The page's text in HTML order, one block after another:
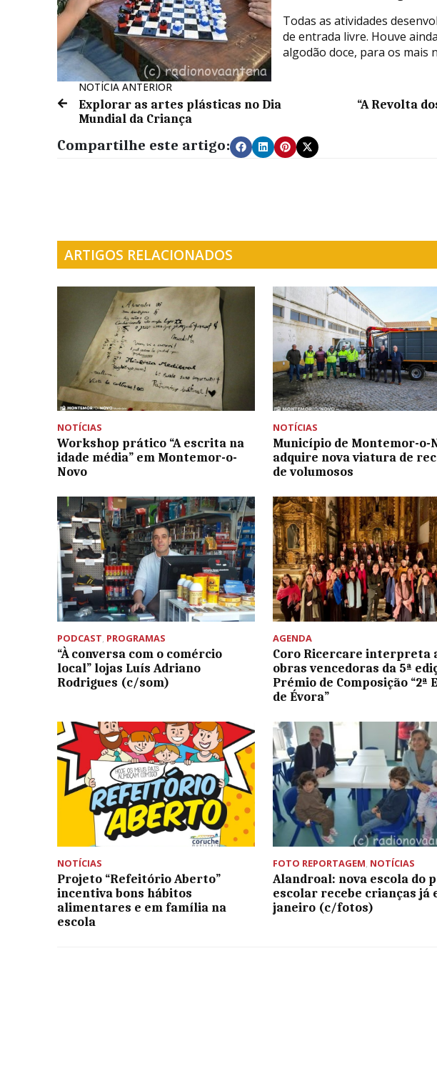
Todas as atividades
de entrada livre. Houve
algodão doce, para os mais
NOTÍCIA ANTERIOR
Explorar as artes plásticas no Dia
Mundial da Criança
“A Revolta
Compartilhe este artigo:
ARTIGOS RELACIONADOS
NOTÍCIAS
Workshop prático “A escrita na
idade média” em Montemor-o-
Novo
NOTÍCIAS
Município de Montemor-o-
adquire nova viatura de
de volumosos
PODCAST, PROGRAMAS
“À conversa com o comércio
local” lojas Luís Adriano
Rodrigues (c/som)
AGENDA
Coro Ricercare interpreta
obras vencedoras da 5ª
Prémio de Composição “2ª
de Évora”
NOTÍCIAS
Projeto “Refeitório Aberto”
incentiva bons hábitos
alimentares e em família na
escola
FOTO REPORTAGEM, NOTÍCIAS
Alandroal: nova escola do
escolar recebe crianças já
janeiro (c/fotos)